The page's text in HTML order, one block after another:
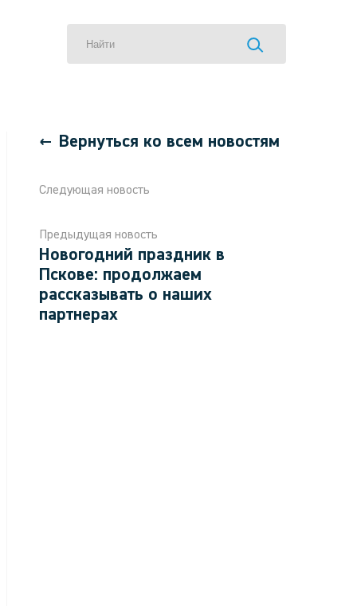
Вернуться ко всем новостям
Следующая новость
Предыдущая новость
Новогодний праздник в
Пскове: продолжаем
рассказывать о наших
партнерах